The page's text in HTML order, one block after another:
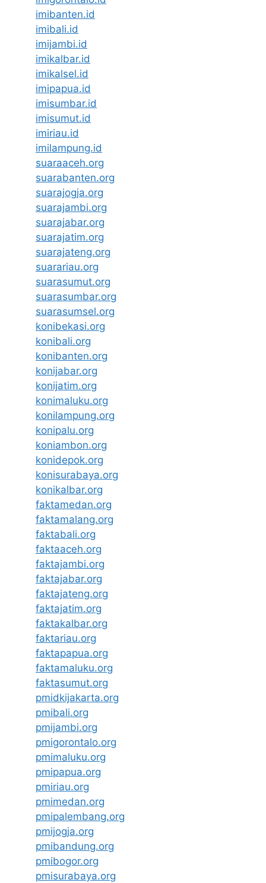
imibanten.id
imibali.id
imijambi.id
imikalbar.id
imikalsel.id
imipapua.id
imisumbar.id
imisumut.id
imiriau.id
imilampung.id
suaraaceh.org
suarabanten.org
suarajogja.org
suarajambi.org
suarajabar.org
suarajatim.org
suarajateng.org
suarariau.org
suarasumut.org
suarasumbar.org
suarasumsel.org
konibekasi.org
konibali.org
konibanten.org
konijabar.org
konijatim.org
konimaluku.org
konilampung.org
konipalu.org
koniambon.org
konidepok.org
konisurabaya.org
konikalbar.org
faktamedan.org
faktamalang.org
faktabali.org
faktaaceh.org
faktajambi.org
faktajabar.org
faktajateng.org
faktajatim.org
faktakalbar.org
faktariau.org
faktapapua.org
faktamaluku.org
faktasumut.org
pmidkijakarta.org
pmibali.org
pmijambi.org
pmigorontalo.org
pmimaluku.org
pmipapua.org
pmiriau.org
pmimedan.org
pmipalembang.org
pmijogja.org
pmibandung.org
pmibogor.org
pmisurabaya.org